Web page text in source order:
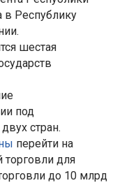
в Республику
шестая
под
стран.
перейти на
для
до 10 млрд